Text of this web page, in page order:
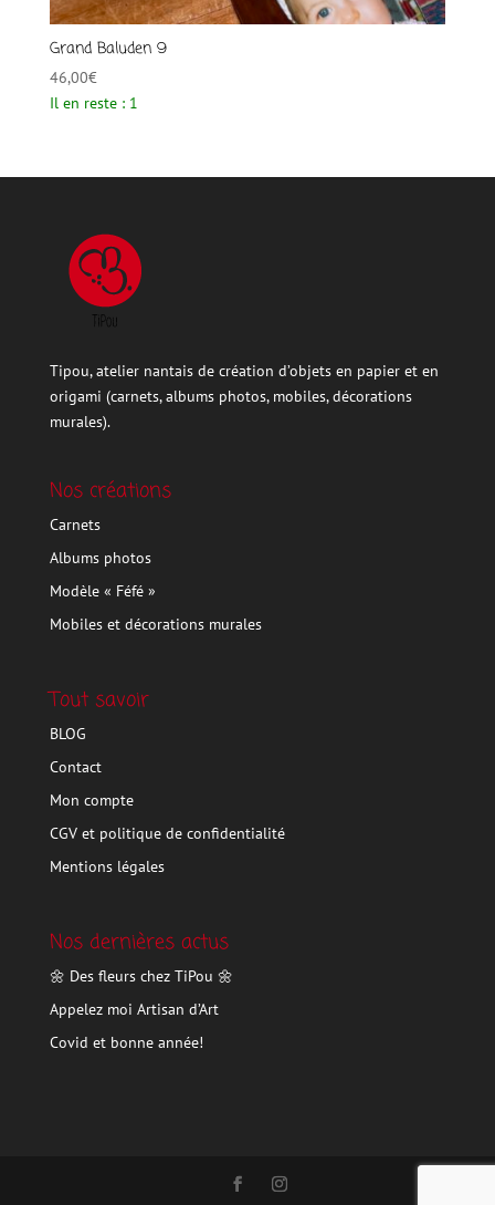
Grand Baluden 9
46,00€
Il en reste : 1
Tipou, atelier nantais de création d’objets en papier et en
origami (carnets, albums photos, mobiles, décorations
murales).
Nos créations
Carnets
Albums photos
Modèle « Féfé »
Mobiles et décorations murales
Tout savoir
BLOG
Contact
Mon compte
CGV et politique de confidentialité
Mentions légales
Nos dernières actus
🌼 Des fleurs chez TiPou 🌼
Appelez moi Artisan d’Art
Covid et bonne année!